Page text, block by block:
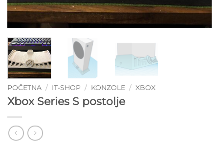
POČETNA / IT-SHOP / KONZOLE / XBOX
Xbox Series S postolje